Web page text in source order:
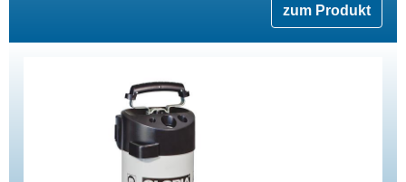
zum Produkt